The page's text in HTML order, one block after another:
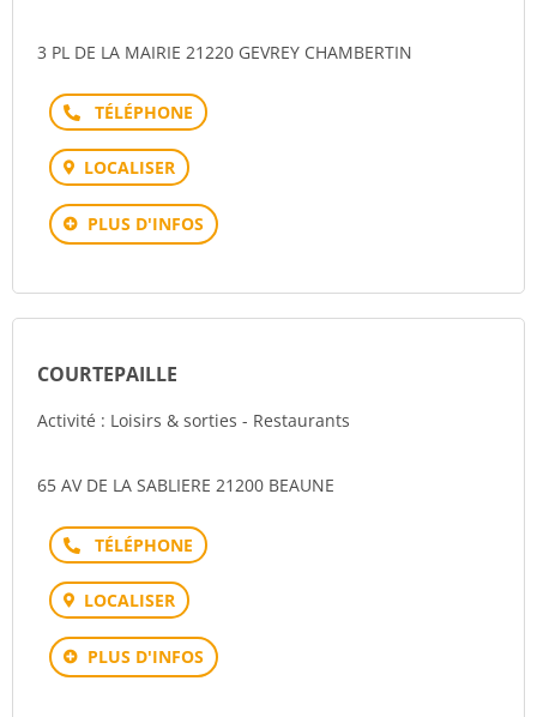
3 PL DE LA MAIRIE 21220 GEVREY CHAMBERTIN
Téléphone
LOCALISER
PLUS D'INFOS
COURTEPAILLE
Activité : Loisirs & sorties - Restaurants
65 AV DE LA SABLIERE 21200 BEAUNE
Téléphone
LOCALISER
PLUS D'INFOS